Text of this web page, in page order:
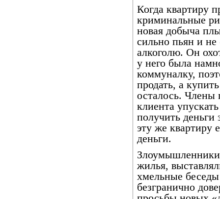
Когда квартиру
криминальные
новая добыча
сильно пьян и не
алкоголю. Он
у него была
коммуналку,
продать, а
осталось. Члены
клиента
получить деньги
эту же квартиру
деньги.
жилья,
хмельные
безгранично